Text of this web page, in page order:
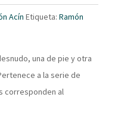
Acín Etiqueta:Ramón
una de pie y otra
a la serie de
corresponden al